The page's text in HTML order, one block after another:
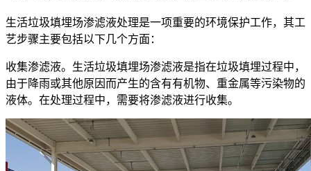
生活垃圾填埋场渗滤液处理是一项重要的环境保护工作，其工
艺步骤主要包括以下几个方面：
收集渗滤液。生活垃圾填埋场渗滤液是指在垃圾填埋过程中，
由于降雨或其他原因而产生的含有有机物、重金属等污染物的
液体。在处理过程中，需要将渗滤液进行收集。